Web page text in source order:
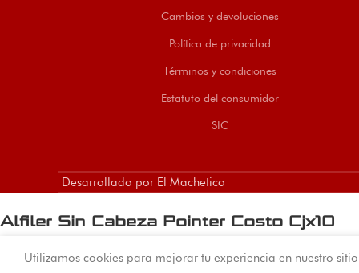
Cambios y devoluciones
Política de privacidad
Términos y condiciones
Estatuto del consumidor
SIC
Desarrollado por El Machetico
Utilizamos cookies para mejorar tu experiencia en nuestro
Alfiler Sin Cabeza Pointer Costo Cjx10
16.000